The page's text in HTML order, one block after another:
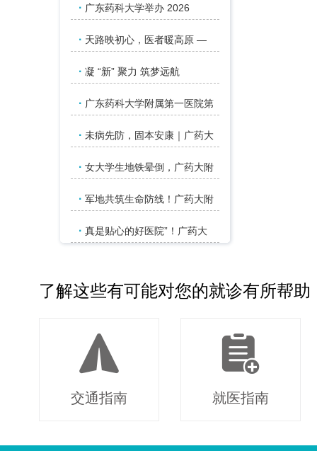
· 广东药科大学举办 2026
· 天路映初心，医者暖高原 —
· 凝 “新” 聚力 筑梦远航
· 广东药科大学附属第一医院第
· 未病先防，固本安康｜广药大
· 女大学生地铁晕倒，广药大附
· 军地共筑生命防线！广药大附
· 真是贴心的好医院”！广药大
了解这些有可能对您的就诊有所帮助
交通指南 就医指南